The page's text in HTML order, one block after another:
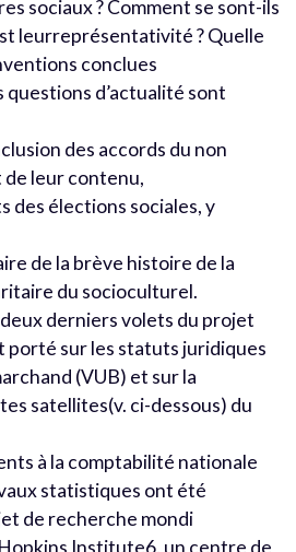
sociaux ? Comment se sont-ils
leurreprésentativité ? Quelle
conclues
questions d’actualité sont
des accords du non
de leur contenu,
des élections sociales, y
de la brève histoire de la
du socioculturel.
derniers volets du projet
sur les statuts juridiques
(VUB) et sur la
satellites(v. ci-dessous) du
à la comptabilité nationale
statistiques ont été
de recherche mondi
Institute6, un centre de